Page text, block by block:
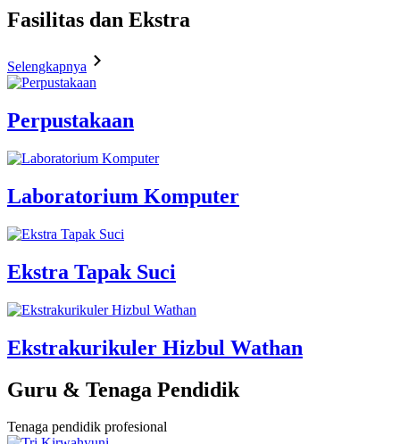
Fasilitas dan Ekstra
Selengkapnya
Perpustakaan
Laboratorium Komputer
Ekstra Tapak Suci
Ekstrakurikuler Hizbul Wathan
Guru & Tenaga Pendidik
Tenaga pendidik profesional